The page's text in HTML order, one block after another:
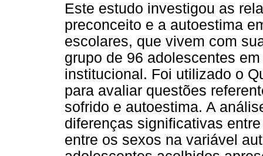
Este estudo investigou as
preconceito e a autoestima
escolares, que vivem com
grupo de 96 adolescentes
institucional. Foi utilizado o
para avaliar questões
sofrido e autoestima. A
diferenças significativas
entre os sexos na variável